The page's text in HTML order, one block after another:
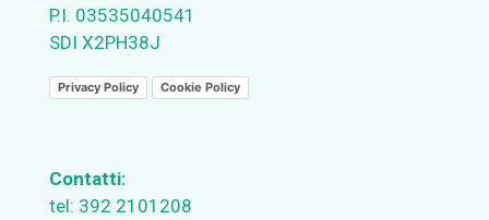
P.I. 03535040541
SDI X2PH38J
Privacy Policy Cookie Policy
Contatti:
tel: 392 2101208